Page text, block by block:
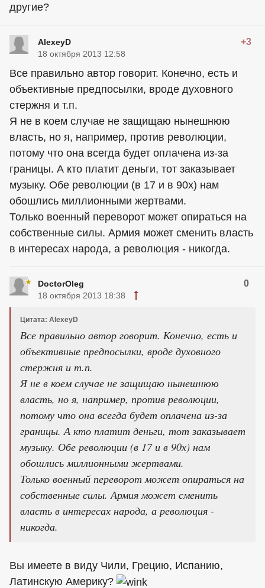
другие?
AlexeyD +3
18 октября 2013 12:58
Все правильно автор говорит. Конечно, есть и
объективные предпосылки, вроде духовного
стержня и т.п.
Я не в коем случае не защищаю нынешнюю
власть, но я, например, против революции,
потому что она всегда будет оплачена из-за
границы. А кто платит деньги, тот заказывает
музыку. Обе революции (в 17 и в 90х) нам
обошлись миллионными жертвами.
Только военный переворот может опираться на
собственные силы. Армия может сменить власть
в интересах народа, а революция - никогда.
DoctorOleg 0
18 октября 2013 18:38
Цитата: AlexeyD
Все правильно автор говорит. Конечно, есть и
объективные предпосылки, вроде духовного
стержня и т.п.
Я не в коем случае не защищаю нынешнюю
власть, но я, например, против революции,
потому что она всегда будет оплачена из-за
границы. А кто платит деньги, тот заказывает
музыку. Обе революции (в 17 и в 90х) нам
обошлись миллионными жертвами.
Только военный переворот может опираться на
собственные силы. Армия может сменить
власть в интересах народа, а революция -
никогда.
Вы имеете в виду Чили, Грецию, Испанию,
Латинскую Америку?